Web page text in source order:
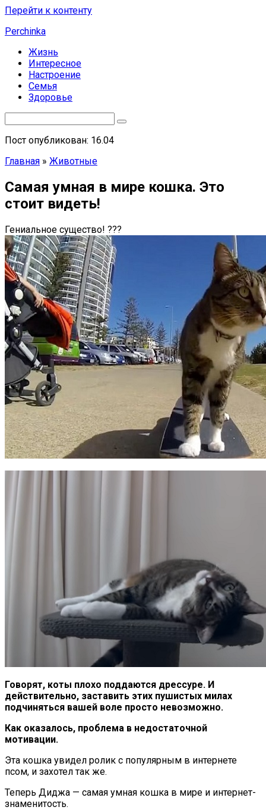
Перейти к контенту
Perchinka
Жизнь
Интересное
Настроение
Семья
Здоровье
Пост опубликован: 16.04
Главная » Животные
Самая умная в мире кошка. Это
стоит видеть!
Гениальное существо! ???
Говорят, коты плохо поддаются дрессуре. И
действительно, заставить этих пушистых милах
подчиняться вашей воле просто невозможно.
Как оказалось, проблема в недостаточной
мотивации.
Эта кошка увидел ролик с популярным в интернете
псом, и захотел так же.
Теперь Диджа — самая умная кошка в мире и интернет-
знаменитость.